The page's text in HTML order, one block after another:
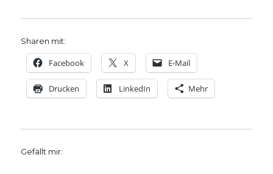
Sharen mit:
Facebook X E-Mail
Drucken LinkedIn Mehr
Gefällt mir: